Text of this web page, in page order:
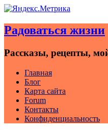
to
content
Радоваться жизни
Рассказы, рецепты,
Главная
Блог
Карта сайта
Forum
Контакты
Конфиденциальность